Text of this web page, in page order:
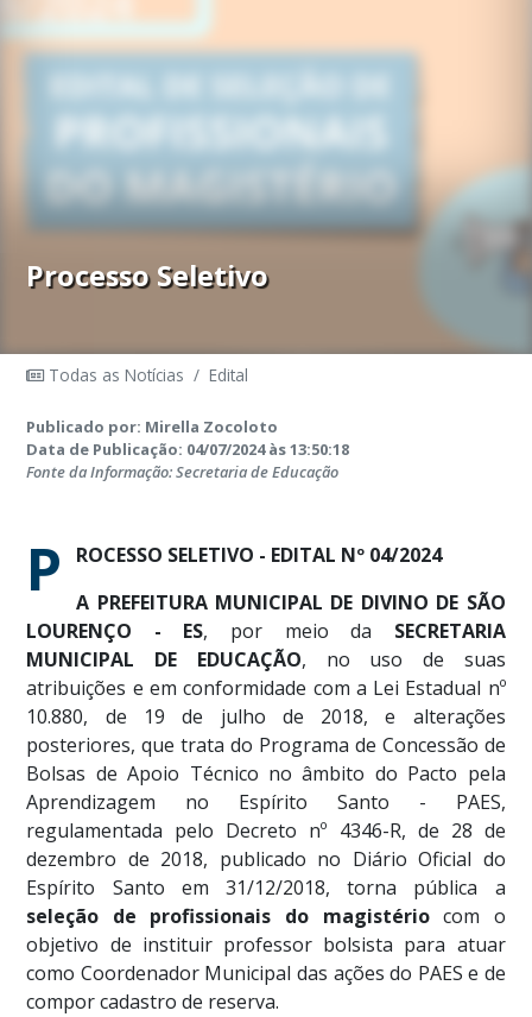
Processo Seletivo
Todas as Notícias / Edital
Publicado por: Mirella Zocoloto
Data de Publicação: 04/07/2024 às 13:50:18
Fonte da Informação: Secretaria de Educação
P
ROCESSO SELETIVO - EDITAL Nº 04/2024
A PREFEITURA MUNICIPAL DE DIVINO DE SÃO
LOURENÇO - ES, por meio da SECRETARIA
MUNICIPAL DE EDUCAÇÃO, no uso de suas
atribuições e em conformidade com a Lei Estadual nº
10.880, de 19 de julho de 2018, e alterações
posteriores, que trata do Programa de Concessão de
Bolsas de Apoio Técnico no âmbito do Pacto pela
Aprendizagem no Espírito Santo - PAES,
regulamentada pelo Decreto nº 4346-R, de 28 de
dezembro de 2018, publicado no Diário Oficial do
Espírito Santo em 31/12/2018, torna pública a
seleção de profissionais do magistériocom o
objetivo de instituir professor bolsista para atuar
como Coordenador Municipal das ações do PAES e de
compor cadastro de reserva.